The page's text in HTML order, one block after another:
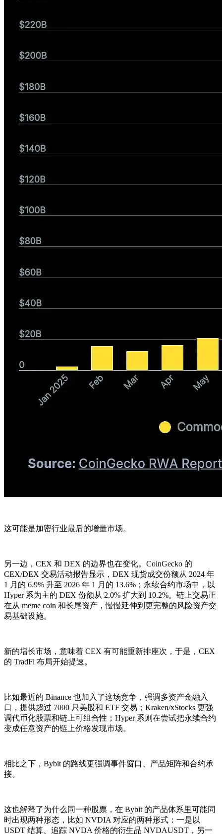
这可能是加密行业最后的增量市场。
另一边，CEX 和 DEX 的边界也在变化。CoinGecko 的
CEX/DEX 交易活动报告显示，DEX 现货成交份额从 2024 年
1 月的 6.9% 升至 2026 年 1 月的 13.6%；永续合约市场中，以
Hyper 系为主的 DEX 份额从 2.0% 扩大到 10.2%。链上交易正
在从 meme coin 和长尾资产，慢慢延伸到更完整的风险资产交
易基础设施。
新的增长市场，意味着 CEX 有可能重新排座次，于是，CEX
的 TradFi 布局开始提速。
比如最近的 Binance 也加入了这场竞争，强调多资产金融入
口，提供超过 7000 只美股和 ETF 交易；Kraken/xStocks 更强
调代币化股票和链上可组合性；Hyper 系则在尝试把永续合约
变成任意资产的链上价格发现市场。
相比之下，Bybit 的路线更强调事件窗口、产品矩阵和合约承
接。
这也解释了为什么同一种股票，在 Bybit 的产品体系里可能同
时出现两种形态，比如 NVDIA 对应的两种形式：一是以
USDT 结算、追踪 NVDA 价格的衍生品 NVDAUSDT，另一